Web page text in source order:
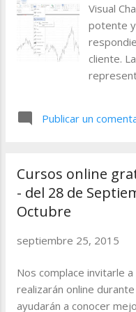
Visual
potente
cliente.
Break
es uno
expertos
Publicar un
Cursos online
- del 28 de
Octubre
septiembre 25, 2015
Nos complace invitarle
realizarán online
ayudarán a conocer